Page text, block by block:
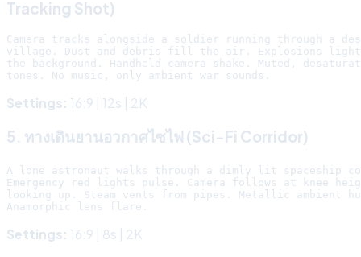
Tracking Shot)
Camera tracks alongside a soldier running through a
village. Dust and debris fill the air. Explosions light
the background. Handheld camera shake. Muted,
Settings: 16:9 | 12s | 2K
5. ทางเดินยานอวกาศไซไฟ (Sci-Fi Corridor)
A lone astronaut walks through a dimly lit spaceship
Emergency red lights pulse. Camera follows at knee
looking up. Steam vents from pipes. Metallic ambient
Settings: 16:9 | 8s | 2K